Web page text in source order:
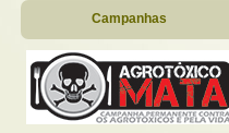
Campanhas